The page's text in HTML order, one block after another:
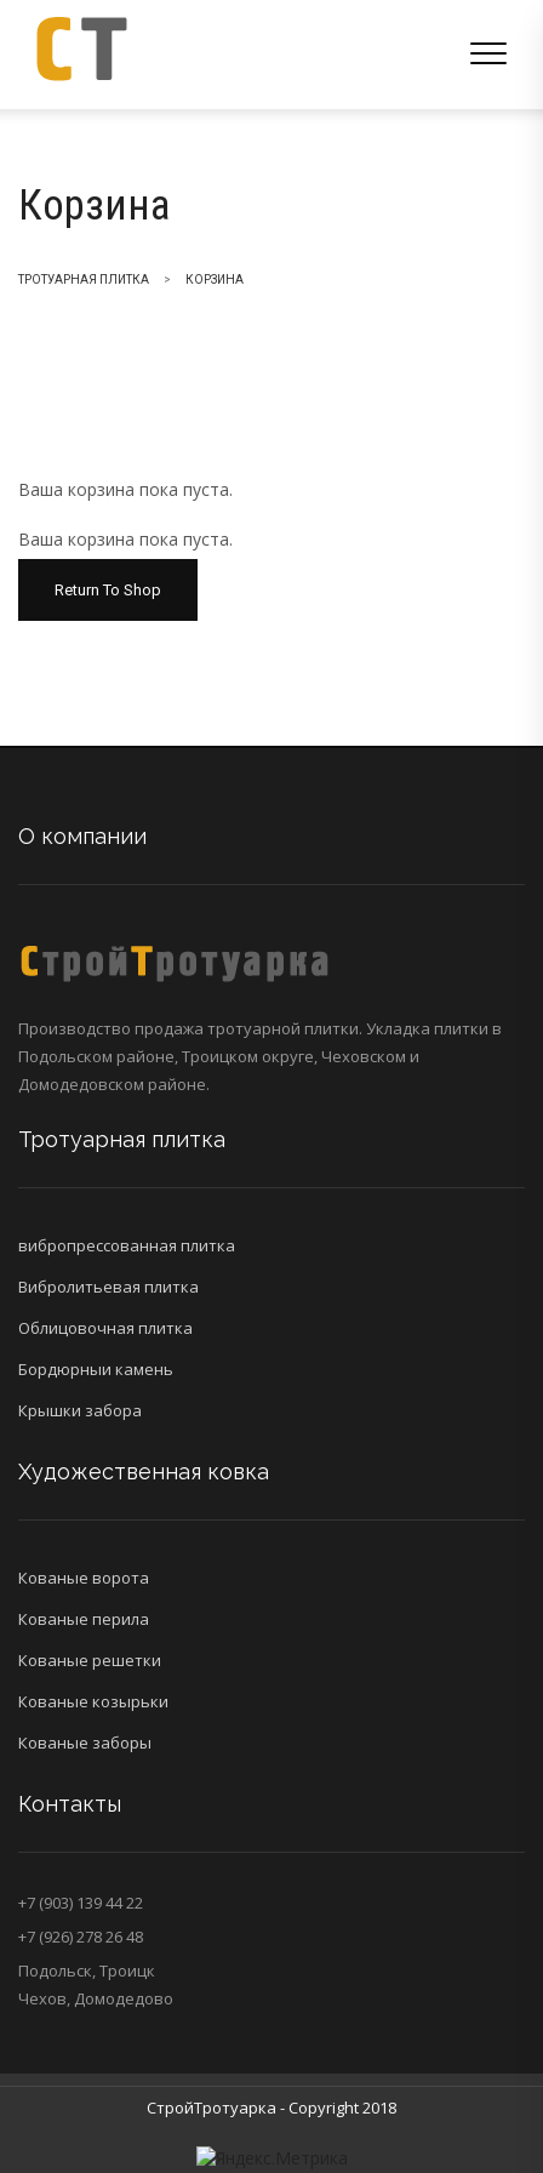
Корзина
ТРОТУАРНАЯ ПЛИТКА > КОРЗИНА
Ваша корзина пока пуста.
Ваша корзина пока пуста.
Return To Shop
О компании
Производство продажа тротуарной плитки. Укладка плитки в
Подольском районе, Троицком округе, Чеховском и
Домодедовском районе.
Тротуарная плитка
вибропрессованная плитка
Вибролитьевая плитка
Облицовочная плитка
Бордюрныи камень
Крышки забора
Художественная ковка
Кованые ворота
Кованые перила
Кованые решетки
Кованые козырьки
Кованые заборы
Контакты
+7 (903) 139 44 22
+7 (926) 278 26 48
Подольск, Троицк
Чехов, Домодедово
СтройТротуарка - Copyright 2018